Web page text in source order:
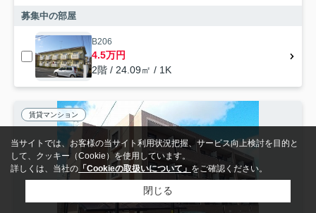
募集中の部屋
B206
4.5万円
2階 / 24.09㎡ / 1K
賃貸マンション
当サイトでは、お客様の当サイト利用状況把握、サービス向上検討を目的と
して、クッキー（Cookie）を使用しています。
詳しくは、当社の 「Cookieの取扱いについて」 をご確認ください。
閉じる